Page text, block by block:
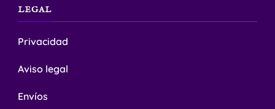
LEGAL
Privacidad
Aviso legal
Envíos